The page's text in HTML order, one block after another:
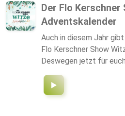
Der Flo Kerschner
Adventskalender
Auch in diesem Jahr
Flo Kerschner Show Witze-Adventskalender -
Deswegen jetzt für euch
Weihnachten einen
garantiert!